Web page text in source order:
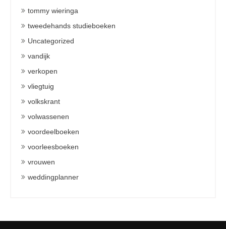
tommy wieringa
tweedehands studieboeken
Uncategorized
vandijk
verkopen
vliegtuig
volkskrant
volwassenen
voordeelboeken
voorleesboeken
vrouwen
weddingplanner